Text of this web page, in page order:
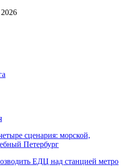
сценария: морской,
Петербург
ЕДЦ над станцией метро